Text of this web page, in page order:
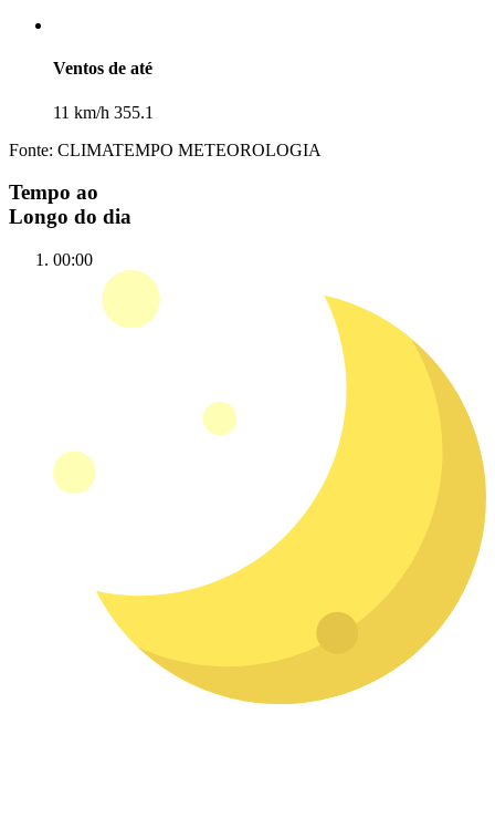
Ventos de até
11 km/h 355.1
Fonte: CLIMATEMPO METEOROLOGIA
Tempo ao
Longo do dia
00:00